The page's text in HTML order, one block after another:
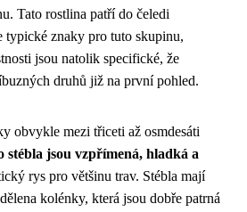
Tato rostlina patří do čeledi
znaky pro tuto skupinu,
jsou natolik specifické, že
druhů již na první pohled.
obvykle mezi třiceti až osmdesáti
stébla jsou vzpřímená, hladká a
rys pro většinu trav. Stébla mají
kolénky, která jsou dobře patrná